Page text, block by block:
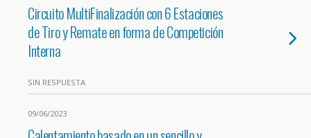
Circuito MultiFinalización con 6 Estaciones
de Tiro y Remate en forma de Competición
Interna
SIN RESPUESTA
09/06/2023